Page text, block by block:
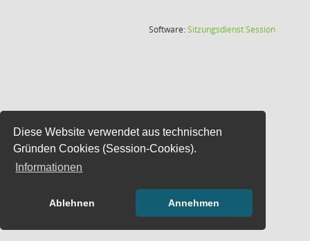
Diese Website verwendet aus technischen
Gründen Cookies (Session-Cookies).
Informationen
Ablehnen Annehmen
Software:SitzungsdienstSession(Wird in